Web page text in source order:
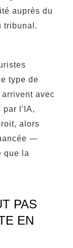
auprès du
tribunal.
type de
avec
par l'IA,
alors
—
que la
PAS
EN